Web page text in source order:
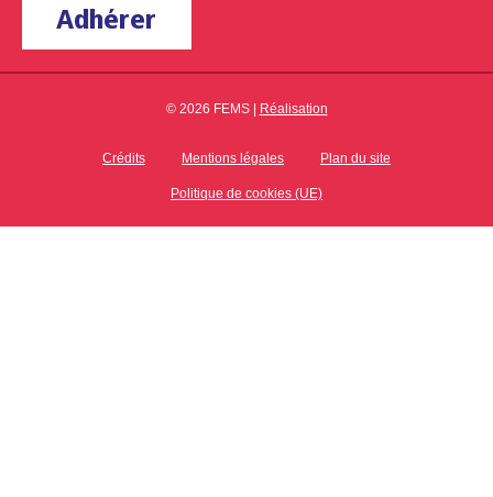
Adhérer
© 2026 FEMS | Réalisation
Crédits Mentions légales Plan du site
Politique de cookies (UE)